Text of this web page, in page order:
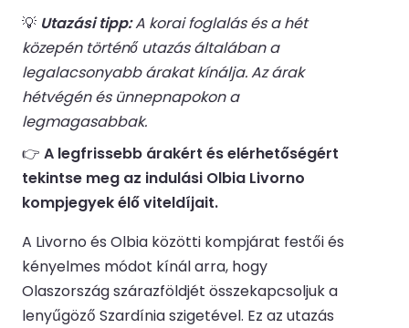
💡 Utazási tipp:A korai foglalás és a hét
közepén történő utazás általában a
legalacsonyabb árakat kínálja. Az árak
hétvégén és ünnepnapokon a
legmagasabbak.
👉 A legfrissebb árakért és elérhetőségért
tekintse meg az indulási Olbia Livorno
kompjegyek élő viteldíjait.
A Livorno és Olbia közötti kompjárat festői és
kényelmes módot kínál arra, hogy
Olaszország szárazföldjét összekapcsoljuk a
lenyűgöző Szardínia szigetével. Ez az utazás